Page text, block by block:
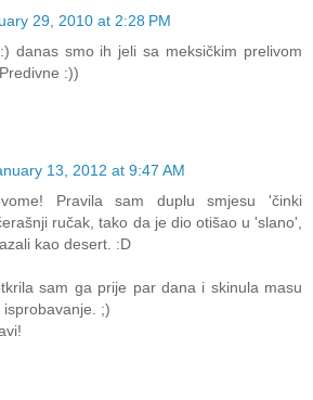
29, 2010 at 2:28 PM
danas smo ih jeli sa meksičkim prelivom
:))
13, 2012 at 9:47 AM
Pravila sam duplu smjesu 'činki
ručak, tako da je dio otišao u 'slano',
kao desert. :D
sam ga prije par dana i skinula masu
;)